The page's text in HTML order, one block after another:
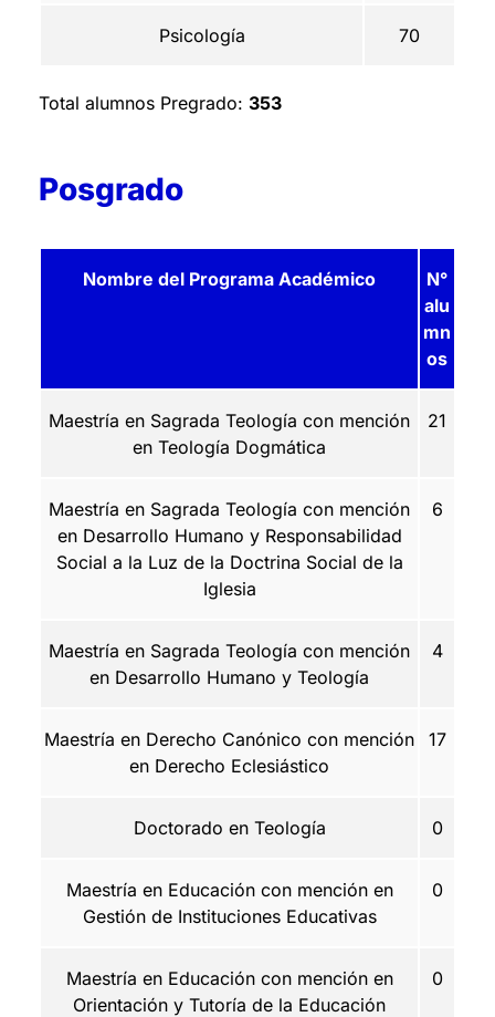
Psicología 70
Total alumnos Pregrado: 353
Posgrado
Nombre del Programa Académico
N°
alu
mn
os
Maestría en Sagrada Teología con mención
en Teología Dogmática
21
Maestría en Sagrada Teología con mención
en Desarrollo Humano y Responsabilidad
Social a la Luz de la Doctrina Social de la
Iglesia
6
Maestría en Sagrada Teología con mención
en Desarrollo Humano y Teología
4
Maestría en Derecho Canónico con mención
en Derecho Eclesiástico
17
Doctorado en Teología 0
Maestría en Educación con mención en
Gestión de Instituciones Educativas
0
Maestría en Educación con mención en
Orientación y Tutoría de la Educación
0